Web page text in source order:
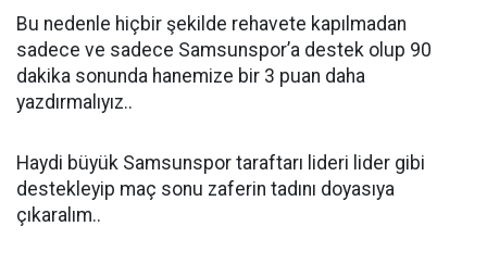
Bu nedenle hiçbir şekilde rehavete kapılmadan
sadece ve sadece Samsunspor’a destek olup 90
dakika sonunda hanemize bir 3 puan daha
yazdırmalıyız..
Haydi büyük Samsunspor taraftarı lideri lider gibi
destekleyip maç sonu zaferin tadını doyasıya
çıkaralım..